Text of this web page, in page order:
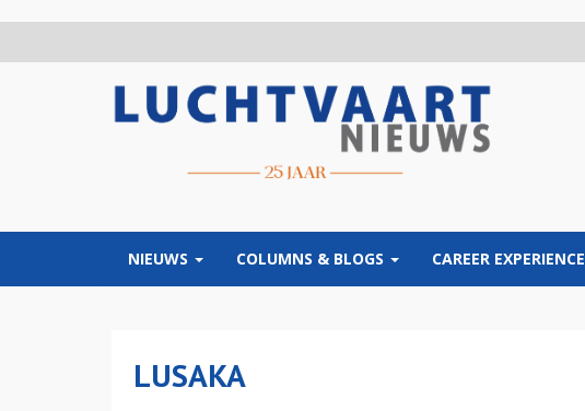
NIEUWS COLUMNS & BLOGS CAREER EXPERIENCE
LUSAKA